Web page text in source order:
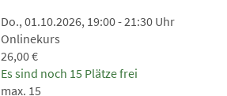
Do., 01.10.2026, 19:00 - 21:30 Uhr
Onlinekurs
26,00 €
Es sind noch 15 Plätze frei
max. 15